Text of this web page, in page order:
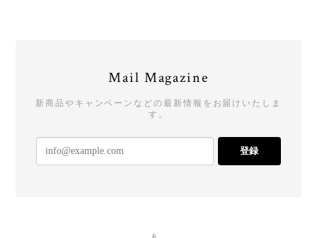
Mail Magazine
新商品やキャンペーンなどの最新情報をお届けいたしま
す。
登録